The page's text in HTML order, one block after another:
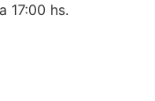
17:00 hs.